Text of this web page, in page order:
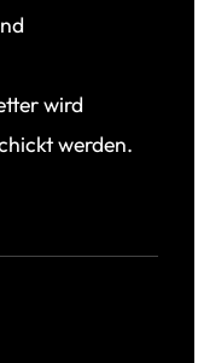
wird
werden.